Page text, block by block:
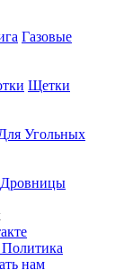
Газовые
Щетки
Угольных
Дровницы
Политика
нам